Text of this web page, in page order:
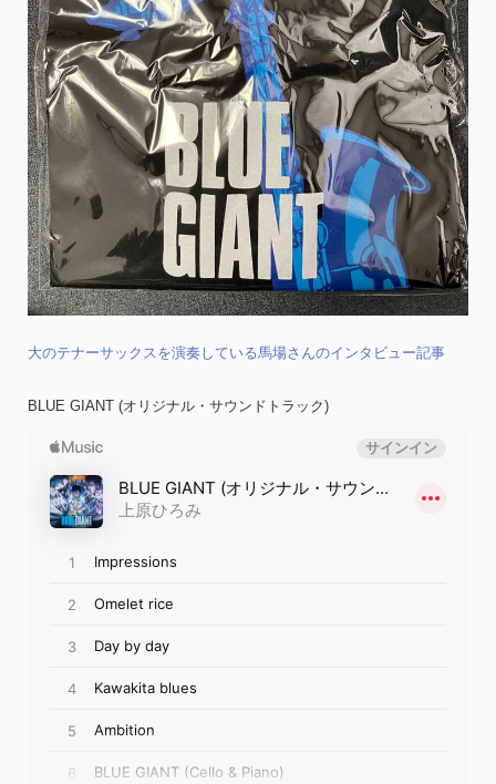
大のテナーサックスを演奏している馬場さんのインタビュー記事
BLUE GIANT (オリジナル・サウンドトラック)